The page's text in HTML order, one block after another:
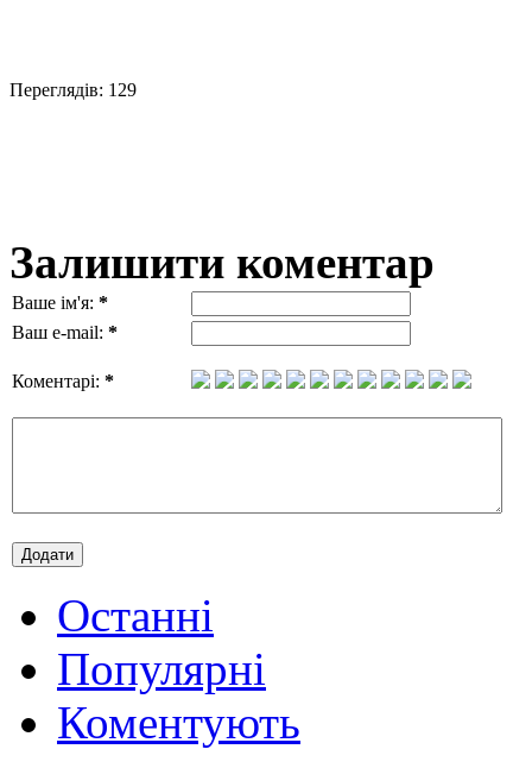
Переглядів: 129
Залишити коментар
Ваше ім'я: *
Ваш e-mail: *
Коментарі: *
Останні
Популярні
Коментують